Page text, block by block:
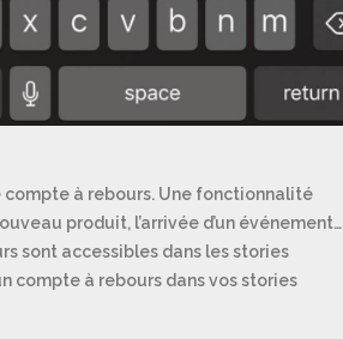
compte à rebours. Une fonctionnalité
produit, l’arrivée d’un événement…
sont accessibles dans les stories
compte à rebours dans vos stories